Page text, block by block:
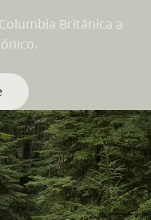
Británica a
Sitios